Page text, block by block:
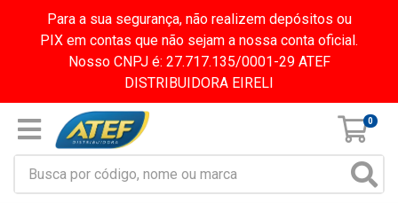
Para a sua segurança, não realizem depósitos ou
PIX em contas que não sejam a nossa conta oficial.
Nosso CNPJ é: 27.717.135/0001-29 ATEF
DISTRIBUIDORA EIRELI
0